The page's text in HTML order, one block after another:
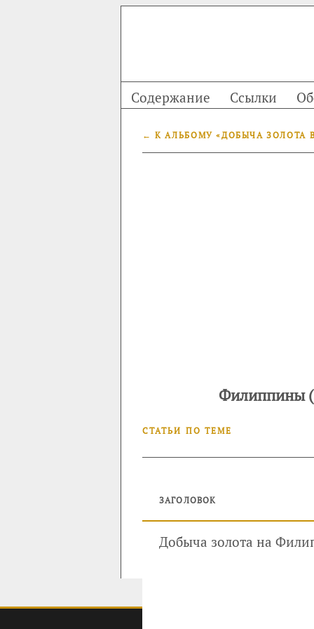
Содержание Ссылки
← К АЛЬБОМУ «ДОБЫЧА ЗОЛОТА
Филиппины
СТАТЬИ ПО ТЕМЕ
ЗАГОЛОВОК
Добыча золота на